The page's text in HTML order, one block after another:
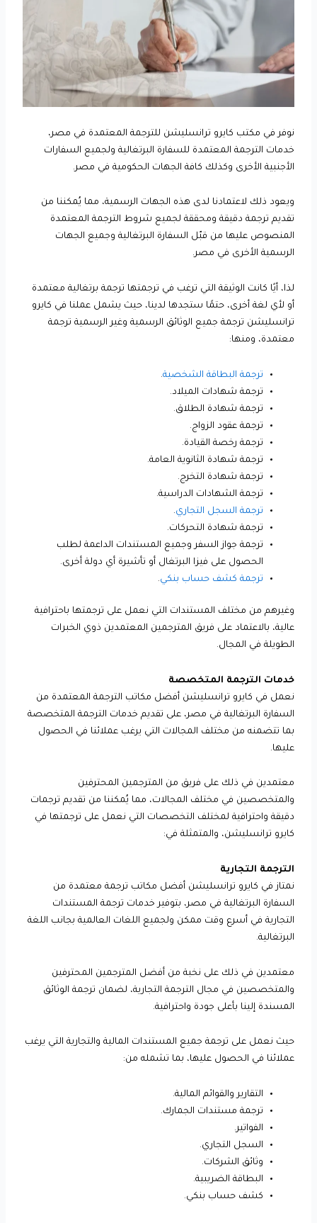
نوفر في مكتب كايرو ترانسليشن للترجمة المعتمدة في مصر،
خدمات الترجمة المعتمدة للسفارة البرتغالية ولجميع السفارات
الأجنبية الأخرى وكذلك كافة الجهات الحكومية في مصر.
ويعود ذلك لاعتمادنا لدى هذه الجهات الرسمية، مما يُمكننا من
تقديم ترجمة دقيقة ومحققة لجميع شروط الترجمة المعتمدة
المنصوص عليها من قبّل السفارة البرتغالية وجميع الجهات
الرسمية الأخرى في مصر.
لذا، أيًا كانت الوثيقة التي ترغب في ترجمتها ترجمة برتغالية معتمدة
أو لأي لغة أخرى، حتمًا ستجدها لدينا، حيث يشمل عملنا في كايرو
ترانسليشن ترجمة جميع الوثائق الرسمية وغير الرسمية ترجمة
معتمدة، ومنها:
ترجمة البطاقة الشخصية.
ترجمة شهادات الميلاد.
ترجمة شهادة الطلاق.
ترجمة عقود الزواج.
ترجمة رخصة القيادة.
ترجمة شهادة الثانوية العامة.
ترجمة شهادة التخرج.
ترجمة الشهادات الدراسية.
ترجمة السجل التجاري.
ترجمة شهادة التحركات.
ترجمة جواز السفر وجميع المستندات الداعمة لطلب
الحصول على فيزا البرتغال أو تأشيرة أي دولة أخرى.
ترجمة كشف حساب بنكي.
وغيرهم من مختلف المستندات التي نعمل على ترجمتها باحترافية
عالية، بالاعتماد على فريق المترجمين المعتمدين ذوي الخبرات
الطويلة في المجال.
خدمات الترجمة المتخصصة
نعمل في كايرو ترانسليشن أفضل مكاتب الترجمة المعتمدة من
السفارة البرتغالية في مصر، على تقديم خدمات الترجمة المتخصصة
بما تتضمنه من مختلف المجالات التي يرغب عملائنا في الحصول
عليها.
معتمدين في ذلك على فريق من المترجمين المحترفين
والمتخصصين في مختلف المجالات، مما يُمكننا من تقديم ترجمات
دقيقة واحترافية لمختلف التخصصات التي نعمل على ترجمتها في
كايرو ترانسليشن، والمتمثلة في:
الترجمة التجارية
نمتاز في كايرو ترانسليشن أفضل مكاتب ترجمة معتمدة من
السفارة البرتغالية في مصر، بتوفير خدمات ترجمة المستندات
التجارية في أسرع وقت ممكن ولجميع اللغات العالمية بجانب اللغة
البرتغالية.
معتمدين في ذلك على نخبة من أفضل المترجمين المحترفين
والمتخصصين في مجال الترجمة التجارية، لضمان ترجمة الوثائق
المسندة إلينا بأعلى جودة واحترافية.
حيث نعمل على ترجمة جميع المستندات المالية والتجارية التي يرغب
عملائنا في الحصول عليها، بما تشمله من:
التقارير والقوائم المالية.
ترجمة مستندات الجمارك.
الفواتير.
السجل التجاري.
وثائق الشركات.
البطاقة الضريبية.
كشف حساب بنكي.